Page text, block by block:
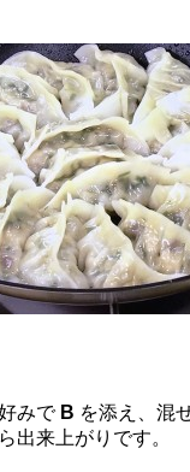
みで B を添え、混
出来上がりです。